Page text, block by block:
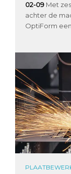
02-09 Met
achter de
OptiForm